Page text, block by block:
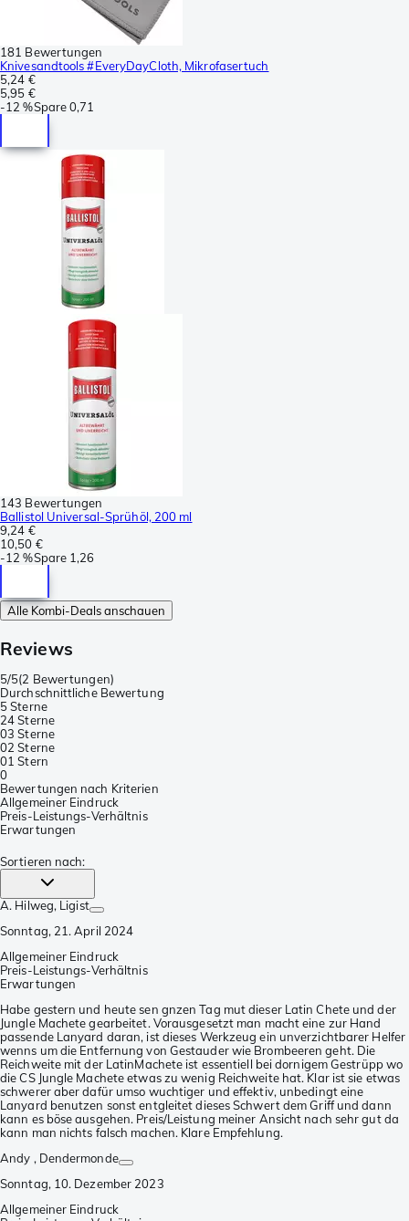
181 Bewertungen
Knivesandtools #EveryDayCloth, Mikrofasertuch
5,24 €
5,95 €
-12 %Spare0,71
143 Bewertungen
Ballistol Universal-Sprühöl, 200 ml
9,24 €
10,50 €
-12 %Spare 1,26
Alle Kombi-Deals anschauen
Reviews
5/5(2 Bewertungen)
Durchschnittliche Bewertung
5 Sterne
24 Sterne
03 Sterne
02 Sterne
01 Stern
0
Bewertungen nach Kriterien
Allgemeiner Eindruck
Preis-Leistungs-Verhältnis
Erwartungen
Sortieren nach:
A. Hilweg, Ligist
Sonntag, 21. April 2024
Allgemeiner Eindruck
Preis-Leistungs-Verhältnis
Erwartungen
Habe gestern und heute sen gnzen Tag mut dieser Latin Chete und der
Jungle Machete gearbeitet. Vorausgesetzt man macht eine zur Hand
passende Lanyard daran, ist dieses Werkzeug ein unverzichtbarer Helfer
wenns um die Entfernung von Gestauder wie Brombeeren geht. Die
Reichweite mit der LatinMachete ist essentiell bei dornigem Gestrüpp wo
die CS Jungle Machete etwas zu wenig Reichweite hat. Klar ist sie etwas
schwerer aber dafür umso wuchtiger und effektiv, unbedingt eine
Lanyard benutzen sonst entgleitet dieses Schwert dem Griff und dann
kann es böse ausgehen. Preis/Leistung meiner Ansicht nach sehr gut da
kann man nichts falsch machen. Klare Empfehlung.
Andy , Dendermonde
Sonntag, 10. Dezember 2023
Allgemeiner Eindruck